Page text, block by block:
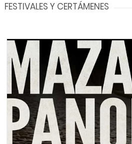
FESTIVALES Y CERTÁMENES